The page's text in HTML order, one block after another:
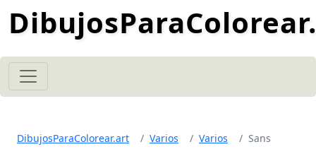
DibujosParaColorear.art Varios Varios Sans